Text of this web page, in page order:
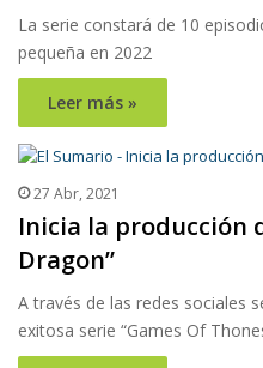
La serie constará de 10
pequeña en 2022
Leer más »
27 Abr, 2021
Inicia la producción
Dragon”
A través de las redes sociales
exitosa serie “Games Of